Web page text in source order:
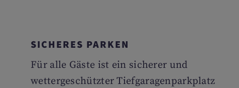
SICHERES PARKEN
Für alle Gäste ist ein sicherer und
wettergeschützter Tiefgaragenparkplatz